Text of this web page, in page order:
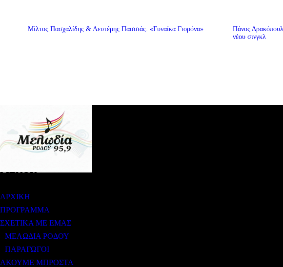
Μίλτος Πασχαλίδης & Λευτέρης Πασσιάς: «Γυναίκα Γιορόνα»
Πάνος
νέου σινγκλ
ΜΕΝΟΥ
ΑΡΧΙΚΗ
ΠΡΟΓΡΑΜΜΑ
ΣΧΕΤΙΚΑ ΜΕ ΕΜΑΣ
ΜΕΛΩΔΙΑ ΡΟΔΟΥ
ΠΑΡΑΓΩΓΟΙ
ΑΚΟΥΜΕ ΜΠΡΟΣΤΑ